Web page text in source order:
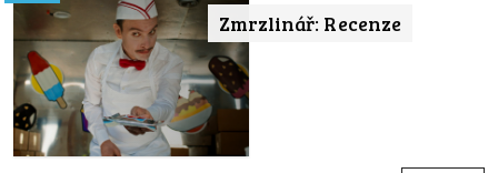
Zmrzlinář: Recenze